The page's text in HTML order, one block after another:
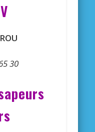
30